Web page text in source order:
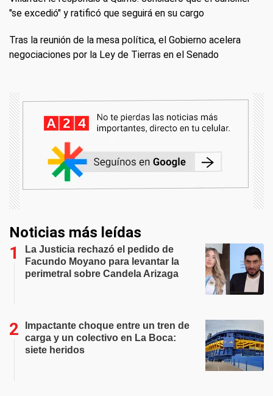
"se excedió" y ratificó que seguirá en su cargo
Tras la reunión de la mesa política, el Gobierno acelera
negociaciones por la Ley de Tierras en el Senado
Noticias más leídas
La Justicia rechazó el pedido de
Facundo Moyano para levantar la
perimetral sobre Candela Arizaga
Impactante choque entre un tren de
carga y un colectivo en La Boca:
siete heridos